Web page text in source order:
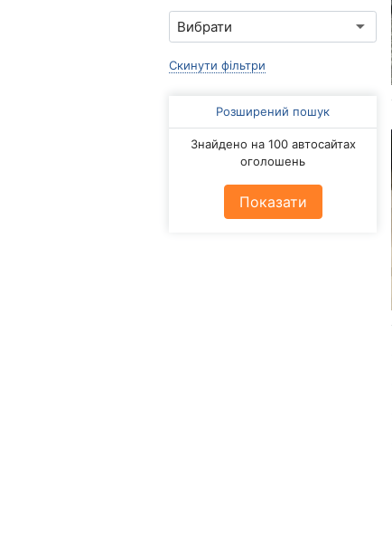
Скинути фільтри
Розширений пошук
Знайдено на 100 автосайтах
оголошень
Показати